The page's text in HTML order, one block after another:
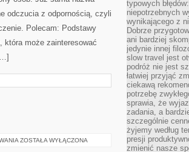
odczucia z odpornością, czyli
Polecam: Podstawy
która może zainteresować
MODA
ZOSTAŁA WYŁĄCZONA
typowych
niepotrzebnych
wynikającego z
Dobrze
ani bardziej
jedynie innej
slow travel jest
podróż nie jest
łatwiej przyjąć
ciekawą
potrzebę
sprawia, że
zadania, a
szczególnie
żyjemy według
presji
zmienić nasze